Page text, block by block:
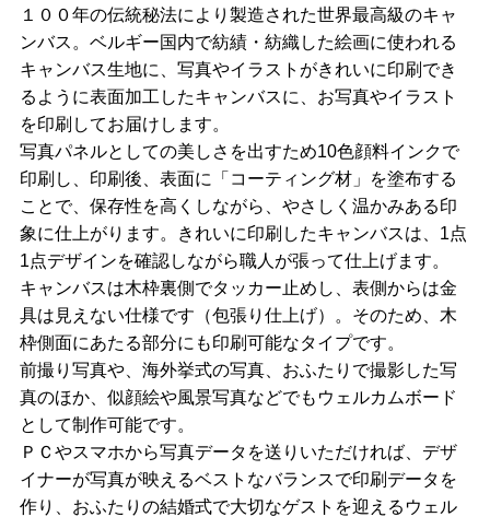
１００年の伝統秘法により製造された世界最高級のキャ
ンバス。ベルギー国内で紡績・紡織した絵画に使われる
キャンバス生地に、写真やイラストがきれいに印刷でき
るように表面加工したキャンバスに、お写真やイラスト
を印刷してお届けします。
写真パネルとしての美しさを出すため10色顔料インクで
印刷し、印刷後、表面に「コーティング材」を塗布する
ことで、保存性を高くしながら、やさしく温かみある印
象に仕上がります。きれいに印刷したキャンバスは、1点
1点デザインを確認しながら職人が張って仕上げます。
キャンバスは木枠裏側でタッカー止めし、表側からは金
具は見えない仕様です（包張り仕上げ）。そのため、木
枠側面にあたる部分にも印刷可能なタイプです。
前撮り写真や、海外挙式の写真、おふたりで撮影した写
真のほか、似顔絵や風景写真などでもウェルカムボード
として制作可能です。
ＰＣやスマホから写真データを送りいただければ、デザ
イナーが写真が映えるベストなバランスで印刷データを
作り、おふたりの結婚式で大切なゲストを迎えるウェル